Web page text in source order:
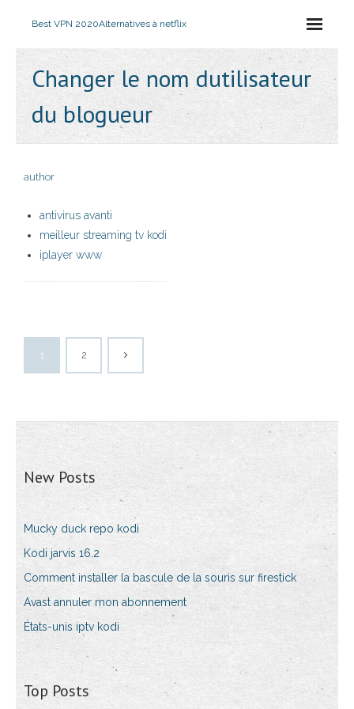
Best VPN 2020Alternatives à netflix
Changer le nom dutilisateur
du blogueur
author
antivirus avanti
meilleur streaming tv kodi
iplayer www
1 2
New Posts
Mucky duck repo kodi
Kodi jarvis 16.2
Comment installer la bascule de la souris sur firestick
Avast annuler mon abonnement
États-unis iptv kodi
Top Posts